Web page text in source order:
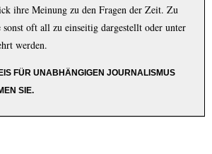
ihre Meinung zu den Fragen der Zeit. Zu
sonst oft all zu einseitig dargestellt oder unter
werden.
FÜR UNABHÄNGIGEN JOURNALISMUS
SIE.